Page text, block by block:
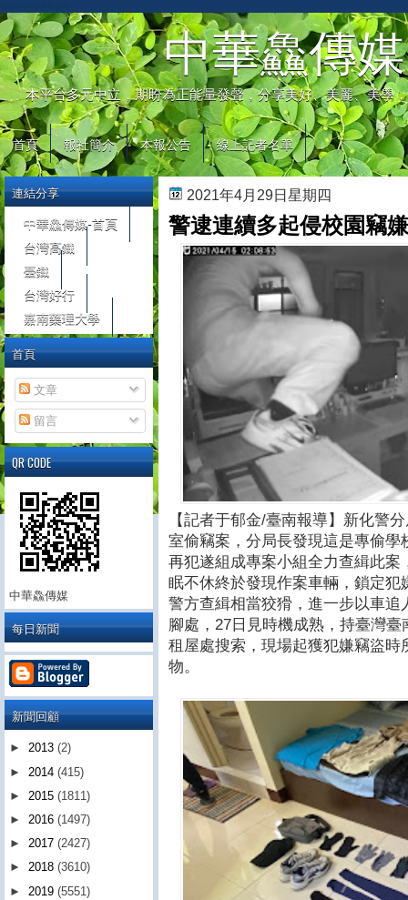
中華鱻傳媒
本平台多元中立，期盼為正能量發聲，分享美好、美麗、美學
首頁 報社簡介 本報公告 線上記者名單
2021年4月29日星期四
警逮連續多起侵校園竊
【記者于郁金/臺南報導】新化警
室偷竊案，分局長發現這是專偷
再犯遂組成專案小組全力查緝此
眠不休終於發現作案車輛，鎖定
警方查緝相當狡猾，進一步以車
腳處，27日見時機成熟，持臺灣
租屋處搜索，現場起獲犯嫌竊盜
物。
連結分享
中華鱻傳媒-首頁
台灣高鐵
臺鐵
台灣好行
嘉南藥理大學
首頁
文章
留言
QR CODE
中華鱻傳媒
每日新聞
新聞回顧
► 2013 (2)
► 2014 (415)
► 2015 (1811)
► 2016 (1497)
► 2017 (2427)
► 2018 (3610)
► 2019 (5551)